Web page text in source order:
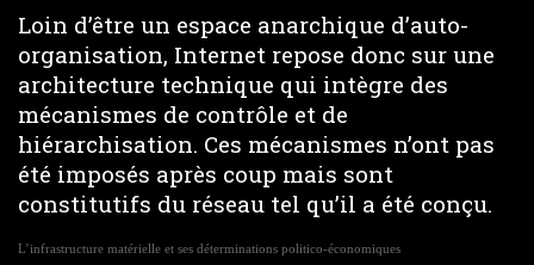
Loin d’être un espace anarchique d’auto-
organisation, Internet repose donc sur une
architecture technique qui intègre des
mécanismes de contrôle et de
hiérarchisation. Ces mécanismes n’ont pas
été imposés après coup mais sont
constitutifs du réseau tel qu’il a été conçu.
L’infrastructure matérielle et ses déterminations politico-économiques